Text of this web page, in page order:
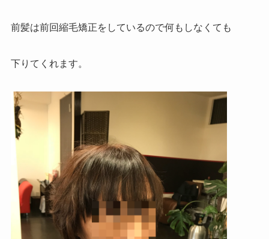
前髪は前回縮毛矯正をしているので何もしなくても
下りてくれます。